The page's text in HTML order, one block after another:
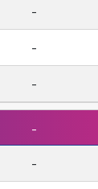
-
-
-
-
-